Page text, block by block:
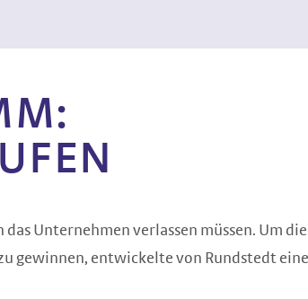
Unternehmen verlassen müssen. Um
gewinnen, entwickelte von Rundstedt